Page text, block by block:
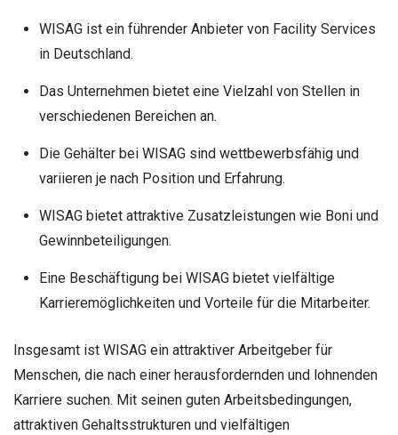
WISAG ist ein führender Anbieter von Facility Services
in Deutschland.
Das Unternehmen bietet eine Vielzahl von Stellen in
verschiedenen Bereichen an.
Die Gehälter bei WISAG sind wettbewerbsfähig und
variieren je nach Position und Erfahrung.
WISAG bietet attraktive Zusatzleistungen wie Boni und
Gewinnbeteiligungen.
Eine Beschäftigung bei WISAG bietet vielfältige
Karrieremöglichkeiten und Vorteile für die Mitarbeiter.
Insgesamt ist WISAG ein attraktiver Arbeitgeber für
Menschen, die nach einer herausfordernden und lohnenden
Karriere suchen. Mit seinen guten Arbeitsbedingungen,
attraktiven Gehaltsstrukturen und vielfältigen